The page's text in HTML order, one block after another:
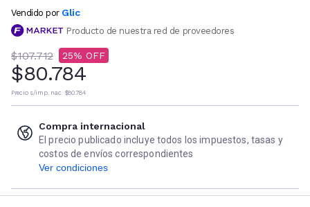
Vendido por Glic
Producto de nuestra red de proveedores
$107.712 25
$80.784
Precio s/imp. nac. $80.784
Compra internacional
El precio publicado incluye todos los impuestos, tasas y
costos de envíos correspondientes
Ver condiciones